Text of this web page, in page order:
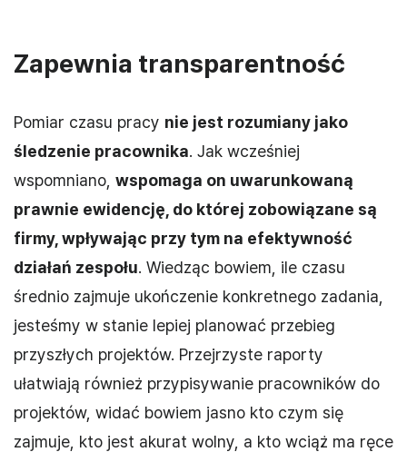
Zapewnia transparentność
Pomiar czasu pracy nie jest rozumiany jako
śledzenie pracownika. Jak wcześniej
wspomniano, wspomaga on uwarunkowaną
prawnie ewidencję, do której zobowiązane są
firmy, wpływając przy tym na efektywność
działań zespołu. Wiedząc bowiem, ile czasu
średnio zajmuje ukończenie konkretnego zadania,
jesteśmy w stanie lepiej planować przebieg
przyszłych projektów. Przejrzyste raporty
ułatwiają również przypisywanie pracowników do
projektów, widać bowiem jasno kto czym się
zajmuje, kto jest akurat wolny, a kto wciąż ma ręce